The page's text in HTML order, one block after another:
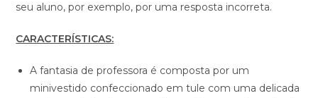
seu aluno, por exemplo, por uma resposta incorreta.
CARACTERÍSTICAS:
A fantasia de professora é composta por um
minivestido confeccionado em tule com uma delicada